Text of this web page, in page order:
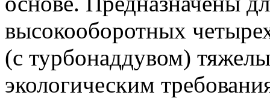
высокооборотных
(с турбонаддувом)
экологическим